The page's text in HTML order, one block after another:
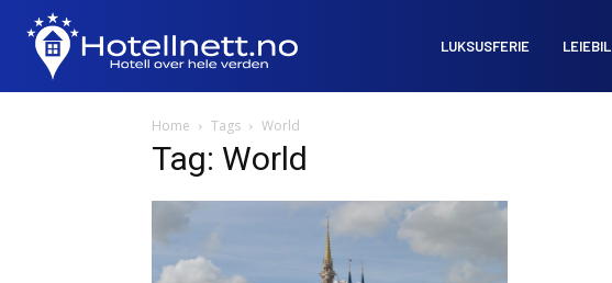
LUKSUSFERIE LEIEBIL
Home Tags World
Tag: World